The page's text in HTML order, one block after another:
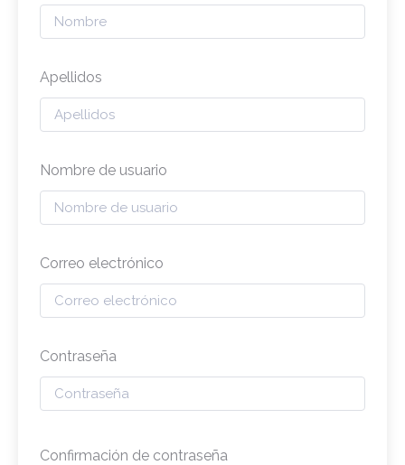
Apellidos
Nombre de usuario
Correo electrónico
Contraseña
Confirmación de contraseña